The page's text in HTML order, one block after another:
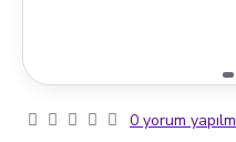
0 yorum